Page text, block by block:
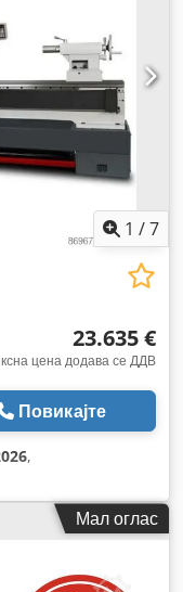
1 /7
23.635 €
цена додава се ДДВ
Повикајте
,
Мал оглас